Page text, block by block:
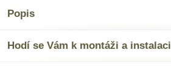
Popis
Hodí se Vám k montáži a instalaci